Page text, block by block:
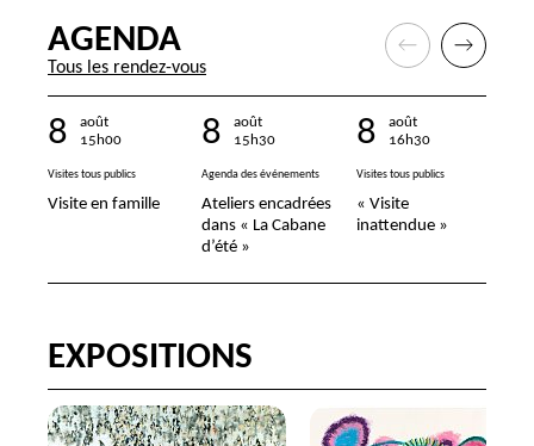
AGENDA
Tous les rendez-vous
8
août
15 h00
Visites tous publics
Visite en famille
8
août
15 h30
Agenda des événements
Ateliers encadrées
dans « La Cabane
d’été »
8
août
16h30
Visites tous publics
« Visite
inattendue »
EXPOSITIONS